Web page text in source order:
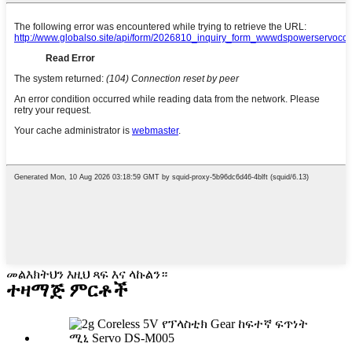
መልእክትህን እዚህ ጻፍ እና ላኩልን።
ተዛማጅ ምርቶች